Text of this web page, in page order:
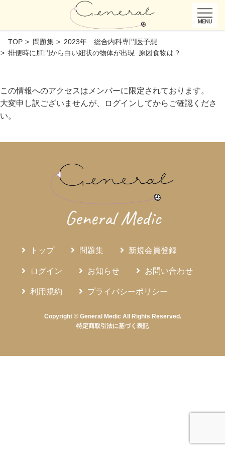
TOP 問題集
2023年 総合内科専門医予想
排便時に肛門から白い紐状の物体が出現. 原因食物は？
この情報へのアクセスはメンバーに限定されております。
大変申し訳ございませんが、ログインしてからご確認くださ
い。
General Medic
トップ 問題集 新規会員登録
ログイン お知らせ お問い合わせ
利用規約 プライバシーポリシー
Copyright © General Medic All Rights Reserved.
特定商取引法に基づく表記